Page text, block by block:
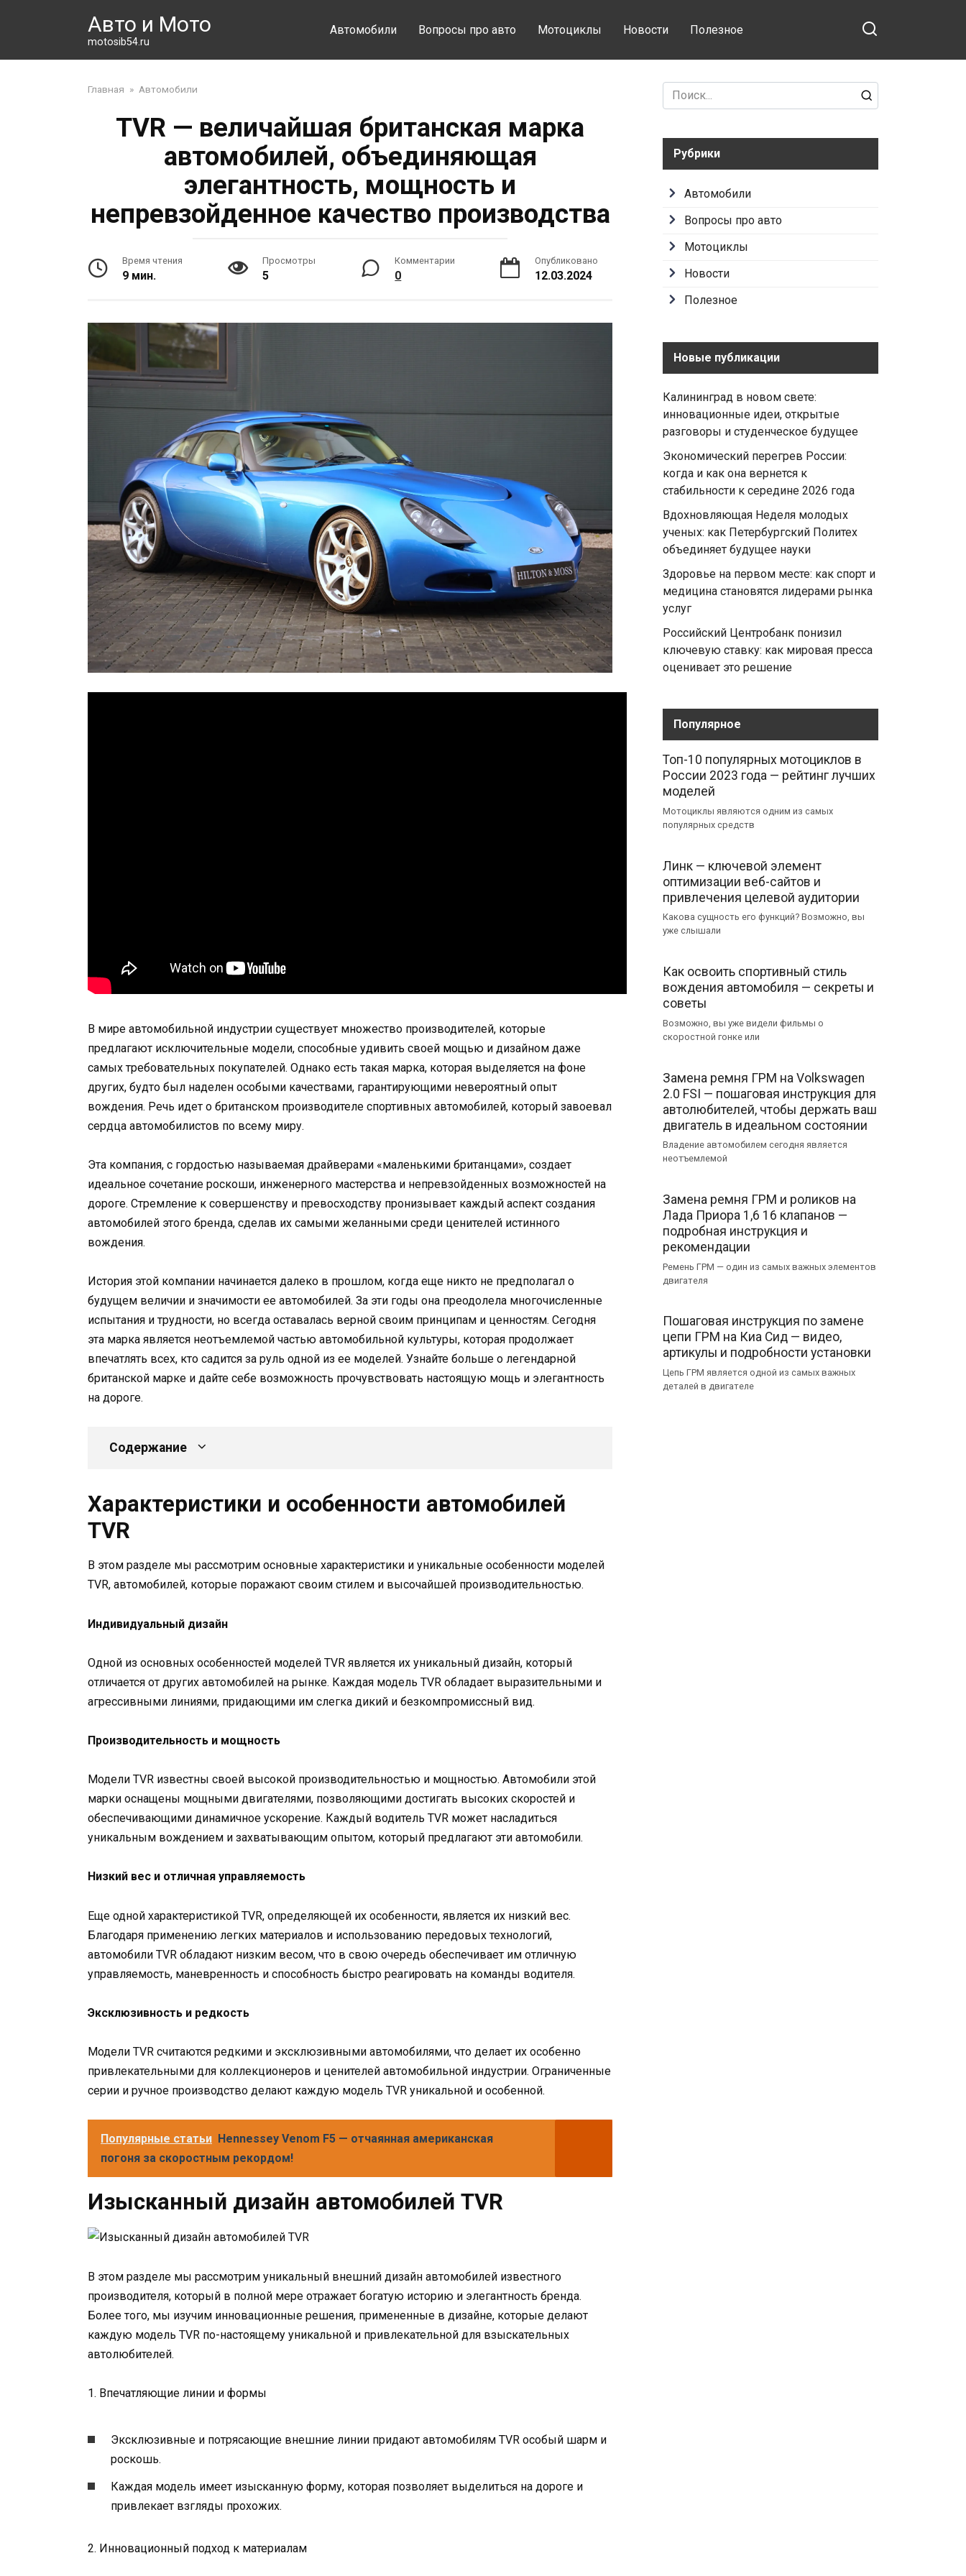
Авто и Мото
motosib54.ru
Автомобили Вопросы про авто Мотоциклы Новости Полезное
Главная » Автомобили
TVR — величайшая британская марка
автомобилей, объединяющая
элегантность, мощность и
непревзойденное качество производства
Время чтения
9 мин.
Просмотры
5
Комментарии
0
Опубликовано
12.03.2024
В мире автомобильной индустрии существует множество производителей, которые
предлагают исключительные модели, способные удивить своей мощью и дизайном даже
самых требовательных покупателей. Однако есть такая марка, которая выделяется на фоне
других, будто был наделен особыми качествами, гарантирующими невероятный опыт
вождения. Речь идет о британском производителе спортивных автомобилей, который завоевал
сердца автомобилистов по всему миру.
Эта компания, с гордостью называемая драйверами «маленькими британцами», создает
идеальное сочетание роскоши, инженерного мастерства и непревзойденных возможностей на
дороге. Стремление к совершенству и превосходству пронизывает каждый аспект создания
автомобилей этого бренда, сделав их самыми желанными среди ценителей истинного
вождения.
История этой компании начинается далеко в прошлом, когда еще никто не предполагал о
будущем величии и значимости ее автомобилей. За эти годы она преодолела многочисленные
испытания и трудности, но всегда оставалась верной своим принципам и ценностям. Сегодня
эта марка является неотъемлемой частью автомобильной культуры, которая продолжает
впечатлять всех, кто садится за руль одной из ее моделей. Узнайте больше о легендарной
британской марке и дайте себе возможность прочувствовать настоящую мощь и элегантность
на дороге.
Содержание
Характеристики и особенности автомобилей
TVR
В этом разделе мы рассмотрим основные характеристики и уникальные особенности моделей
TVR, автомобилей, которые поражают своим стилем и высочайшей производительностью.
Индивидуальный дизайн
Одной из основных особенностей моделей TVR является их уникальный дизайн, который
отличается от других автомобилей на рынке. Каждая модель TVR обладает выразительными и
агрессивными линиями, придающими им слегка дикий и безкомпромиссный вид.
Производительность и мощность
Модели TVR известны своей высокой производительностью и мощностью. Автомобили этой
марки оснащены мощными двигателями, позволяющими достигать высоких скоростей и
обеспечивающими динамичное ускорение. Каждый водитель TVR может насладиться
уникальным вождением и захватывающим опытом, который предлагают эти автомобили.
Низкий вес и отличная управляемость
Еще одной характеристикой TVR, определяющей их особенности, является их низкий вес.
Благодаря применению легких материалов и использованию передовых технологий,
автомобили TVR обладают низким весом, что в свою очередь обеспечивает им отличную
управляемость, маневренность и способность быстро реагировать на команды водителя.
Эксклюзивность и редкость
Модели TVR считаются редкими и эксклюзивными автомобилями, что делает их особенно
привлекательными для коллекционеров и ценителей автомобильной индустрии. Ограниченные
серии и ручное производство делают каждую модель TVR уникальной и особенной.
Популярные статьи Hennessey Venom F5 — отчаянная американская
погоня за скоростным рекордом!
Изысканный дизайн автомобилей TVR
В этом разделе мы рассмотрим уникальный внешний дизайн автомобилей известного
производителя, который в полной мере отражает богатую историю и элегантность бренда.
Более того, мы изучим инновационные решения, примененные в дизайне, которые делают
каждую модель TVR по-настоящему уникальной и привлекательной для взыскательных
автолюбителей.
1. Впечатляющие линии и формы
Эксклюзивные и потрясающие внешние линии придают автомобилям TVR особый шарм и
роскошь.
Каждая модель имеет изысканную форму, которая позволяет выделиться на дороге и
привлекает взгляды прохожих.
2. Инновационный подход к материалам
Search
for:
Рубрики
Автомобили
Вопросы про авто
Мотоциклы
Новости
Полезное
Новые публикации
Калининград в новом свете:
инновационные идеи, открытые
разговоры и студенческое будущее
Экономический перегрев России:
когда и как она вернется к
стабильности к середине 2026 года
Вдохновляющая Неделя молодых
ученых: как Петербургский Политех
объединяет будущее науки
Здоровье на первом месте: как спорт и
медицина становятся лидерами рынка
услуг
Российский Центробанк понизил
ключевую ставку: как мировая пресса
оценивает это решение
Популярное
Топ-10 популярных мотоциклов в
России 2023 года — рейтинг лучших
моделей
Мотоциклы являются одним из самых
популярных средств
Линк — ключевой элемент
оптимизации веб-сайтов и
привлечения целевой аудитории
Какова сущность его функций? Возможно, вы
уже слышали
Как освоить спортивный стиль
вождения автомобиля — секреты и
советы
Возможно, вы уже видели фильмы о
скоростной гонке или
Замена ремня ГРМ на Volkswagen
2.0 FSI — пошаговая инструкция для
автолюбителей, чтобы держать ваш
двигатель в идеальном состоянии
Владение автомобилем сегодня является
неотъемлемой
Замена ремня ГРМ и роликов на
Лада Приора 1,6 16 клапанов —
подробная инструкция и
рекомендации
Ремень ГРМ — один из самых важных элементов
двигателя
Пошаговая инструкция по замене
цепи ГРМ на Киа Сид — видео,
артикулы и подробности установки
Цепь ГРМ является одной из самых важных
деталей в двигателе